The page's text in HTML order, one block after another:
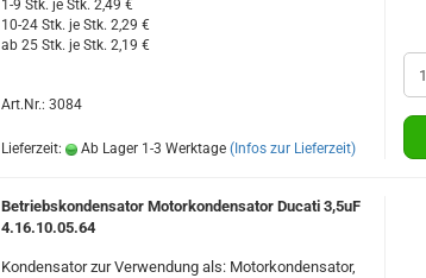
1-9 Stk. je Stk. 2,49 €
10-24 Stk. je Stk. 2,29 €
ab 25 Stk. je Stk. 2,19 €
Art.Nr.: 3084
Lieferzeit: Ab Lager 1-3 Werktage (Infos zur Lieferzeit)
Betriebskondensator Motorkondensator Ducati 3,5uF
4.16.10.05.64
Kondensator zur Verwendung als: Motorkondensator,